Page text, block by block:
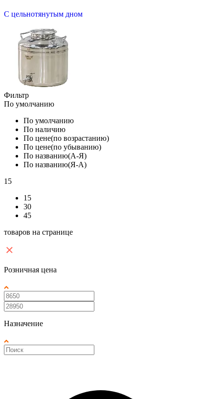
С цельнотянутым дном
Фильтр
По умолчанию
По умолчанию
По наличию
По цене(по возрастанию)
По цене(по убыванию)
По названию(А-Я)
По названию(Я-А)
15
15
30
45
товаров на странице
Розничная цена
Назначение